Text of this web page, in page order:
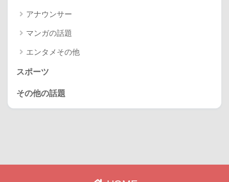
アナウンサー
マンガの話題
エンタメその他
スポーツ
その他の話題